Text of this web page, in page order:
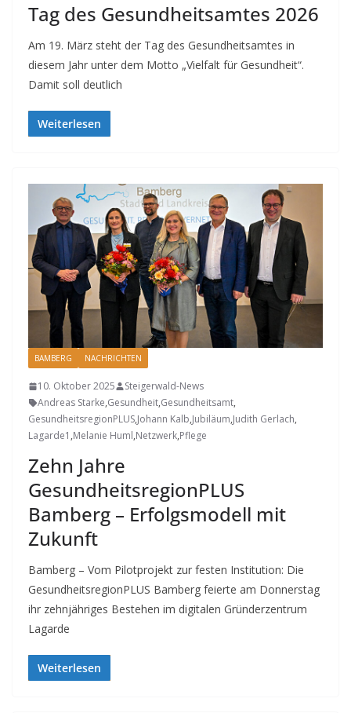
Tag des Gesundheitsamtes 2026
Am 19. März steht der Tag des Gesundheitsamtes in
diesem Jahr unter dem Motto „Vielfalt für Gesundheit“.
Damit soll deutlich
Weiterlesen
BAMBERG NACHRICHTEN
10. Oktober 2025
Steigerwald-News
Andreas Starke,Gesundheit,Gesundheitsamt,
GesundheitsregionPLUS,Johann Kalb,Jubiläum,Judith Gerlach,
Lagarde1 ,Melanie Huml,Netzwerk,Pflege
Zehn Jahre
GesundheitsregionPLUS
Bamberg – Erfolgsmodell mit
Zukunft
Bamberg – Vom Pilotprojekt zur festen Institution: Die
GesundheitsregionPLUS Bamberg feierte am Donnerstag
ihr zehnjähriges Bestehen im digitalen Gründerzentrum
Lagarde
Weiterlesen